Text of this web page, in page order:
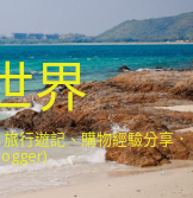
界
行遊記、購物經驗分享．